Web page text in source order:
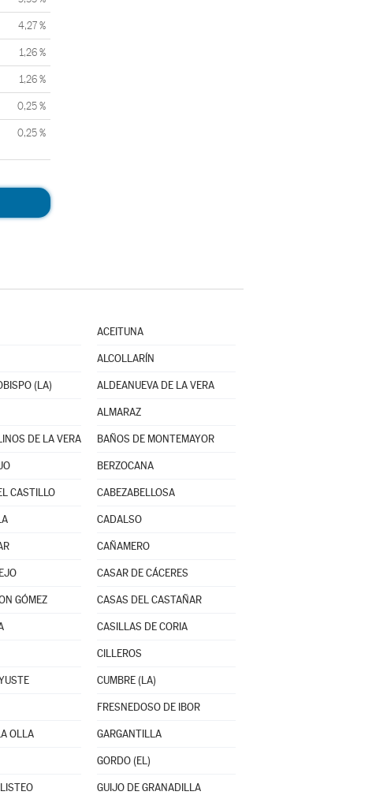
4,27 %
1,26 %
1,26 %
0,25 %
0,25 %
ACEITUNA
ALCOLLARÍN
(LA) ALDEANUEVA DE LA VERA
ALMARAZ
DE LA VERA BAÑOS DE MONTEMAYOR
BERZOCANA
CASTILLO CABEZABELLOSA
CADALSO
CAÑAMERO
CASAR DE CÁCERES
GÓMEZ CASAS DEL CASTAÑAR
CASILLAS DE CORIA
CILLEROS
CUMBRE (LA)
FRESNEDOSO DE IBOR
OLLA GARGANTILLA
GORDO (EL)
GUIJO DE GRANADILLA